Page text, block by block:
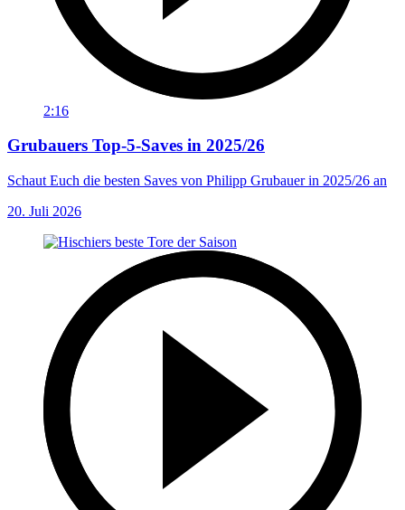
2:16
Grubauers Top-5-Saves in 2025/26
Schaut Euch die besten Saves von Philipp Grubauer in 2025/26 an
20. Juli 2026